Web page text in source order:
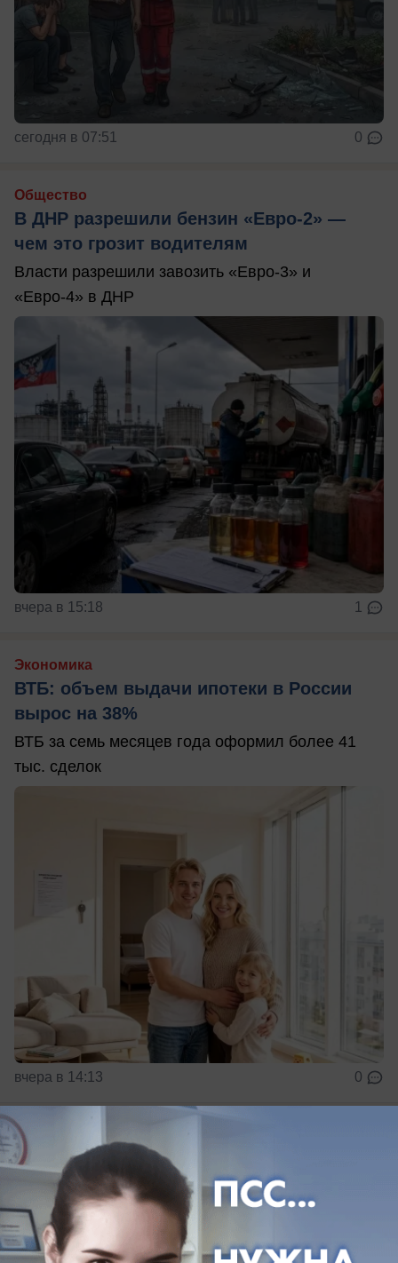
сегодня в 07:51 0
Общество
В ДНР разрешили бензин «Евро-2» —
чем это грозит водителям
Власти разрешили завозить «Евро-3» и
«Евро-4» в ДНР
вчера в 15:18 1
Экономика
ВТБ: объем выдачи ипотеки в России
вырос на 38%
ВТБ за семь месяцев года оформил более 41
тыс. сделок
вчера в 14:13 0
Общество
Новости СВО: Залужный сдал ВСУ,
украинские солдаты бегут в женских
платьях
«Кроме жалости и презрения» — священник о